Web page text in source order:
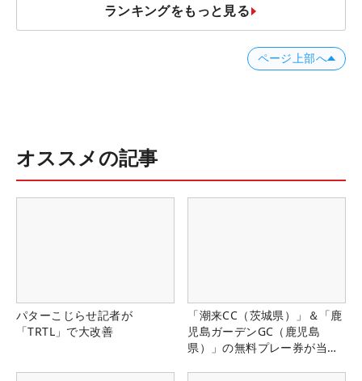
ランキングをもっと見る
ページ上部へ
オススメの記事
パターこじらせ記者が
「TRTL」で大改善
「潮来CC（茨城県）」＆「鹿
児島ガーデンGC（鹿児島
県）」の無料プレー券が当た